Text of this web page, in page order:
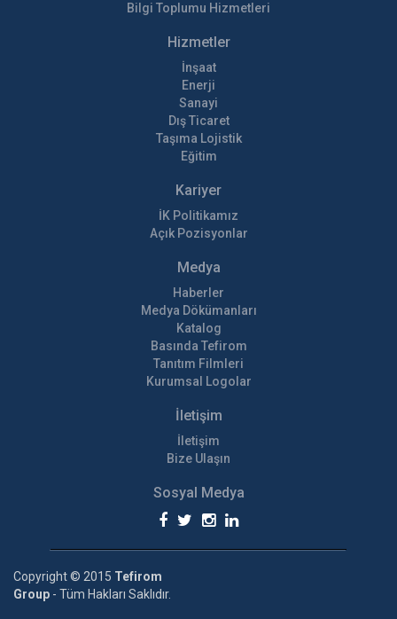
Bilgi Toplumu Hizmetleri
Hizmetler
İnşaat
Enerji
Sanayi
Dış Ticaret
Taşıma Lojistik
Eğitim
Kariyer
İK Politikamız
Açık Pozisyonlar
Medya
Haberler
Medya Dökümanları
Katalog
Basında Tefirom
Tanıtım Filmleri
Kurumsal Logolar
İletişim
İletişim
Bize Ulaşın
Sosyal Medya
Copyright © 2015 Tefirom
Group - Tüm Hakları Saklıdır.